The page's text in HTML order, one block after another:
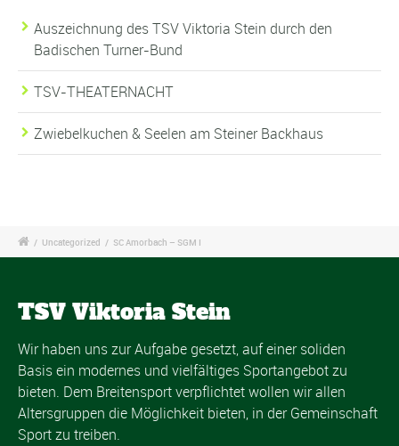
Auszeichnung des TSV Viktoria Stein durch den
Badischen Turner-Bund
TSV-THEATERNACHT
Zwiebelkuchen & Seelen am Steiner Backhaus
/ Uncategorized / SC Amorbach – SGM I
TSV Viktoria Stein
Wir haben uns zur Aufgabe gesetzt, auf einer soliden
Basis ein modernes und vielfältiges Sportangebot zu
bieten. Dem Breitensport verpflichtet wollen wir allen
Altersgruppen die Möglichkeit bieten, in der Gemeinschaft
Sport zu treiben.